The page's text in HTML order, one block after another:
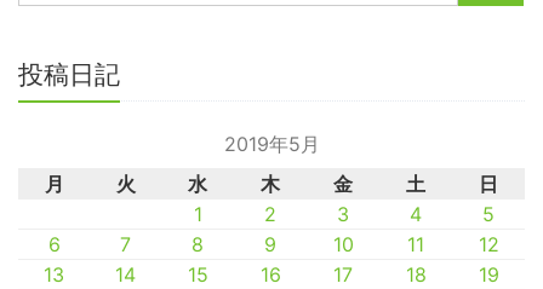
投稿日記
2019年5月
月
火 水 木 金 土
日
1
2 3 4
5
6
7 8 9 10 11
12
13
14 15 16 17 18
19